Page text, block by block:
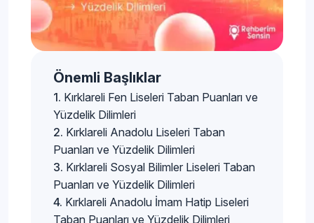
Önemli Başlıklar
Kırklareli Fen Liseleri Taban Puanları ve
Yüzdelik Dilimleri
Kırklareli Anadolu Liseleri Taban
Puanları ve Yüzdelik Dilimleri
Kırklareli Sosyal Bilimler Liseleri Taban
Puanları ve Yüzdelik Dilimleri
Kırklareli Anadolu İmam Hatip Liseleri
Taban Puanları ve Yüzdelik Dilimleri